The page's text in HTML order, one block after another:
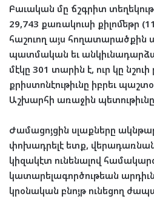
Բաւական մը ճշգրիտ
29,743 քառակուսի քիլոմեթր
հաշուող այս հողատարածքին
պատմական եւ
մէկը 301 տարին է, ուր կը
քրիստոնէութիւնը իբրեւ
Աշխարհի առաջին
Ժամացոյցին սլաքները
փոխադրելէ ետք,
կիզակէտ ունենալով
կատարելագործութեան
կրօնական բնոյթ ունեցող